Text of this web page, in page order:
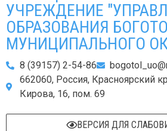
УЧРЕЖДЕНИЕ
ОБРАЗОВАНИЯ
МУНИЦИПАЛЬНОГО
8 (39157) 2-54-86
662060, Россия, Красноярский
Кирова, 16, пом. 69
ВЕРСИЯ ДЛЯ